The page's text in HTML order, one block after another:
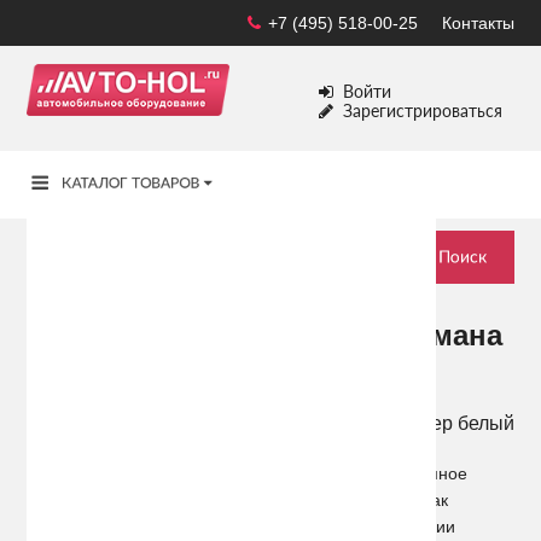
Контакты
+7 (495) 518-00-25
Войти
Зарегистрироваться
Существуют ли способы обмана
размахом: изобилие блюд на столах, а также огромное
количество разнообразных спиртных напитков. И как
следствие для тех, кто не знает меры в употреблении